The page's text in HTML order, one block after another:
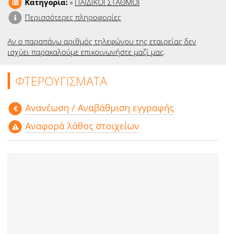
Παιχνίδια
Ραδιόφωνο
Κατηγορία: » ΠΑΙΔΙΚΟΙ ΣΤΑΘΜΟΙ
Περισσότερες πληροφορίες
Αν ο παραπάνω αριθμός τηλεφώνου της εταιρείας δεν
ισχύει παρακαλούμε επικοινωνήστε μαζί μας.
ΦΤΕΡΟΥΓΙΣΜΑΤΑ
Aνανέωση / Αναβάθμιση εγγραφής
Αναφορά λάθος στοιχείων